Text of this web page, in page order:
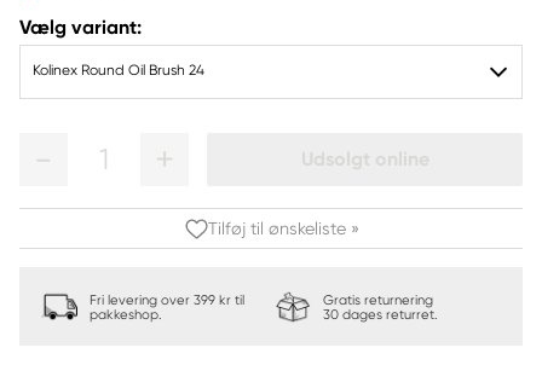
Vælg variant:
Kolinex Round Oil Brush 24
1 Udsolgt online
Tilføj til ønskeliste »
Fri levering over 399 kr til
pakkeshop.
Gratis returnering
30 dages returret.